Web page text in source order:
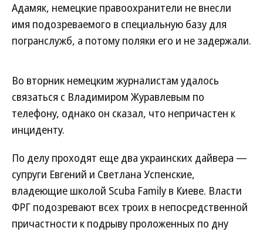
Адамяк, немецкие правоохранители не внесли
имя подозреваемого в специальную базу для
погранслужб, а потому поляки его и не задержали.
Во вторник немецким журналистам удалось
связаться с Владимиром Журавлевым по
телефону, однако он сказал, что непричастен к
инциденту.
По делу проходят еще два украинских дайвера —
супруги Евгений и Светлана Успенские,
владеющие школой Scuba Family в Киеве. Власти
ФРГ подозревают всех троих в непосредственной
причастности к подрыву проложенных по дну